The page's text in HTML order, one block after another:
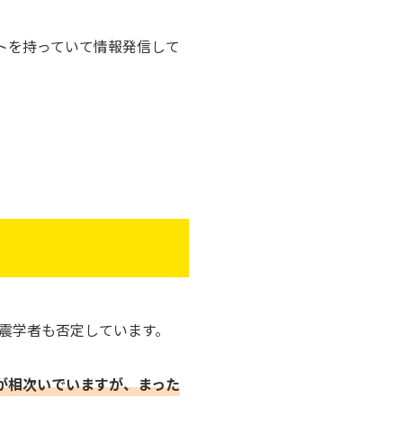
持っていて情報発信して
者も否定しています。
次いでいますが、まった